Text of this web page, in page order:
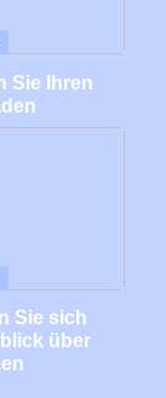
Sie Ihren
Sie sich
über